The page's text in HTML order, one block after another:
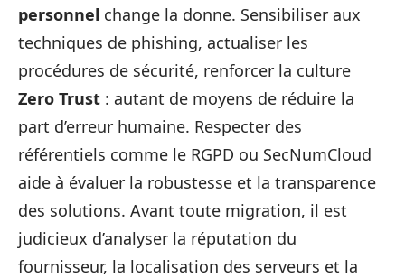
personnel change la donne. Sensibiliser aux
techniques de phishing, actualiser les
procédures de sécurité, renforcer la culture
Zero Trust : autant de moyens de réduire la
part d’erreur humaine. Respecter des
référentiels comme le RGPD ou SecNumCloud
aide à évaluer la robustesse et la transparence
des solutions. Avant toute migration, il est
judicieux d’analyser la réputation du
fournisseur, la localisation des serveurs et la